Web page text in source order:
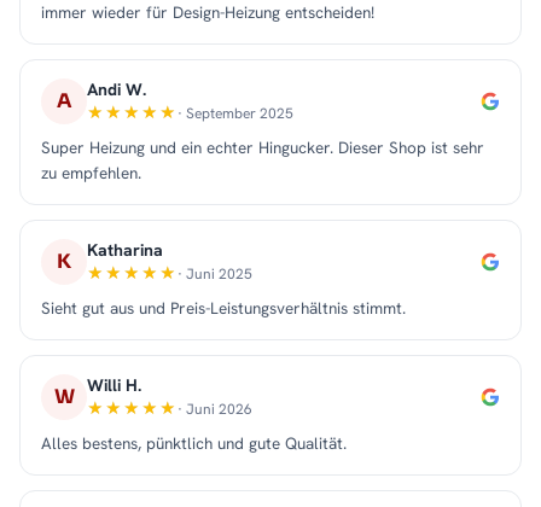
immer wieder für Design-Heizung entscheiden!
A Andi W.
· September 2025
Super Heizung und ein echter Hingucker. Dieser Shop ist sehr
zu empfehlen.
K Katharina
· Juni 2025
Sieht gut aus und Preis-Leistungsverhältnis stimmt.
W Willi H.
· Juni 2026
Alles bestens, pünktlich und gute Qualität.